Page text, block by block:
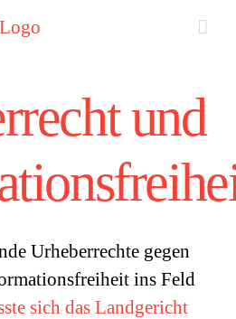
und
Urheberrechte gegen
ins Feld
sich das Landgericht